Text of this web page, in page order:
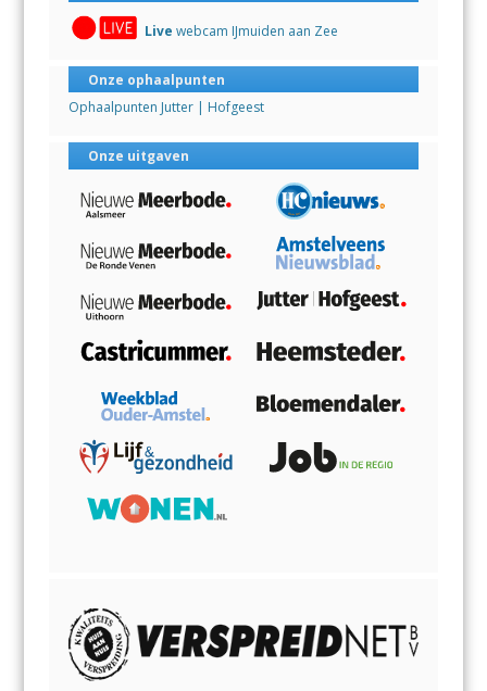
Live webcam IJmuiden aan Zee
Onze ophaalpunten
Ophaalpunten Jutter | Hofgeest
Onze uitgaven